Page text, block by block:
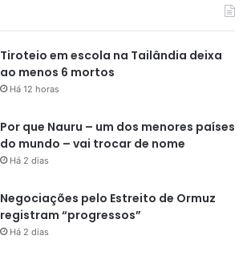
Tiroteio em escola na Tailândia deixa
ao menos 6 mortos
Há 12 horas
Por que Nauru – um dos menores países
do mundo – vai trocar de nome
Há 2 dias
Negociações pelo Estreito de Ormuz
registram “progressos”
Há 2 dias